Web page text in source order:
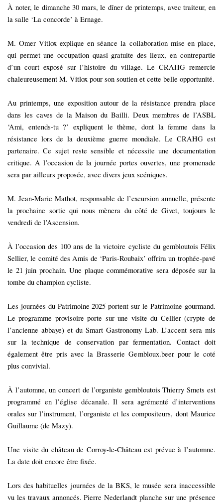
À noter, le dimanche 30 mars, le dîner de printemps, avec traiteur, en
la salle ‘La concorde’ à Ernage.
M. Omer Vitlox explique en séance la collaboration mise en place,
qui permet une occupation quasi gratuite des lieux, en contrepartie
d’un court exposé sur l’histoire du village. Le CRAHG remercie
chaleureusement M. Vitlox pour son soutien et cette belle opportunité.
Au printemps, une exposition autour de la résistance prendra place
dans les caves de la Maison du Bailli. Deux membres de l’ASBL
‘Ami, entends-tu ?’ expliquent le thème, dont la femme dans la
résistance lors de la deuxième guerre mondiale. Le CRAHG est
partenaire. Ce sujet reste sensible et nécessite une documentation
critique. A l’occasion de la journée portes ouvertes, une promenade
sera par ailleurs proposée, avec divers jeux scéniques.
M. Jean-Marie Mathot, responsable de l’excursion annuelle, présente
la prochaine sortie qui nous mènera du côté de Givet, toujours le
vendredi de l’Ascension.
À l’occasion des 100 ans de la victoire cycliste du gembloutois Félix
Sellier, le comité des Amis de ‘Paris-Roubaix’ offrira un trophée-pavé
le 21 juin prochain. Une plaque commémorative sera déposée sur la
tombe du champion cycliste.
Les journées du Patrimoine 2025 portent sur le Patrimoine gourmand.
Le programme provisoire porte sur une visite du Cellier (crypte de
l’ancienne abbaye) et du Smart Gastronomy Lab. L’accent sera mis
sur la technique de conservation par fermentation. Contact doit
également être pris avec la Brasserie Gembloux.beer pour le coté
plus convivial.
À l’automne, un concert de l’organiste gembloutois Thierry Smets est
programmé en l’église décanale. Il sera agrémenté d’interventions
orales sur l’instrument, l’organiste et les compositeurs, dont Maurice
Guillaume (de Mazy).
Une visite du château de Corroy-le-Château est prévue à l’automne.
La date doit encore être fixée.
Lors des habituelles journées de la BKS, le musée sera inaccessible
vu les travaux annoncés. Pierre Nederlandt planche sur une présence